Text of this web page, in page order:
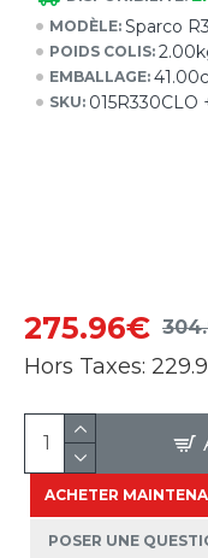
MODÈLE: Sparco
POIDS COLIS:
EMBALLAGE:
SKU: 015R330CLO
275.96€
Hors Taxes:
ACHETER
POSER UNE